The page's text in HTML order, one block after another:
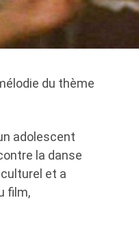
du thème
adolescent
la danse
et a
film,